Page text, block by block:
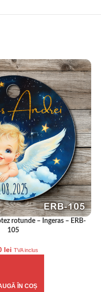
rotunde – Ingeras – ERB-
105
lei TVA inclus
ÎN COȘ